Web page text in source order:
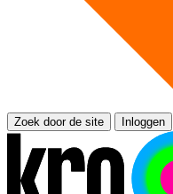
Zoek door de site Inloggen